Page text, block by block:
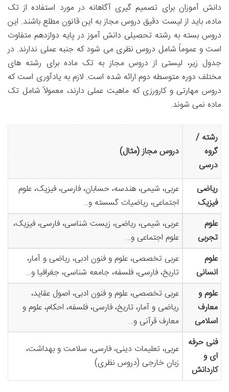
دانش آموزان برای تصمیم گیری آگاهانه در مورد استفاده از تک
ماده، باید از لیست دقیق دروس مجاز به این قانون مطلع باشند. این
دروس بسته به رشته تحصیلی دانش آموز در پایه دوازدهم متفاوت
است و عموماً شامل دروس نظری می شود که جنبه عملی ندارند. در
جدول زیر، لیستی از دروس مجاز به تک ماده برای رشته های
مختلف دوره متوسطه دوم ارائه شده است. لازم به یادآوری است که
دروس مهارتی و کارورزی که ماهیت عملی دارند، معمولاً شامل تک
ماده نمی شوند.
رشته /
گروه
درسی
دروس مجاز (مثال)
ریاضی
فیزیک
عربی، شیمی، هندسه، حسابان، فارسی، فیزیک، علوم
اجتماعی، ریاضیات گسسته و…
علوم
تجربی
عربی، شیمی، ریاضی، زیست شناسی، فارسی، فیزیک،
علوم اجتماعی و…
علوم
انسانی
عربی تخصصی، علوم و فنون ادبی، ریاضی و آمار،
تاریخ، فارسی، فلسفه، جامعه شناسی، جغرافیا و…
علوم و
معارف
اسلامی
عربی تخصصی، علوم و فنون ادبی، اصول عقاید،
ریاضی و آمار، تاریخ، فارسی، فلسفه، احکام، علوم و
معارف قرآنی و…
فنی حرفه
ای و
کاردانش
عربی، تعلیمات دینی، فارسی، سلامت و بهداشت،
زبان خارجی (دروس نظری)